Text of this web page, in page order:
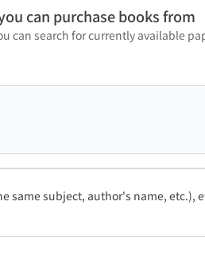
can purchase books from
search for currently available
same subject, author's name, etc.),